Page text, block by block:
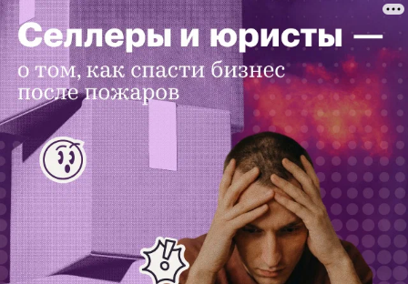
«Хотеть пять звезд, спа и